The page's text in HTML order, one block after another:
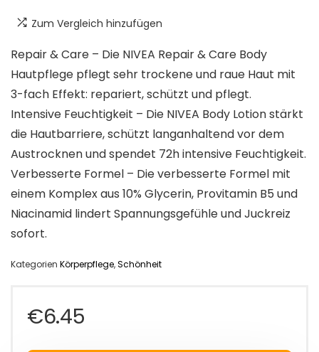
Zum Vergleich hinzufügen
Repair & Care – Die NIVEA Repair & Care Body
Hautpflege pflegt sehr trockene und raue Haut mit
3-fach Effekt: repariert, schützt und pflegt.
Intensive Feuchtigkeit – Die NIVEA Body Lotion stärkt
die Hautbarriere, schützt langanhaltend vor dem
Austrocknen und spendet 72h intensive Feuchtigkeit.
Verbesserte Formel – Die verbesserte Formel mit
einem Komplex aus 10% Glycerin, Provitamin B5 und
Niacinamid lindert Spannungsgefühle und Juckreiz
sofort.
Kategorien Körperpflege,Schönheit
€6.45